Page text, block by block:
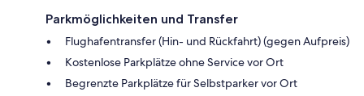
Parkmöglichkeiten und Transfer
Flughafentransfer (Hin- und Rückfahrt) (gegen Aufpreis)
Kostenlose Parkplätze ohne Service vor Ort
Begrenzte Parkplätze für Selbstparker vor Ort